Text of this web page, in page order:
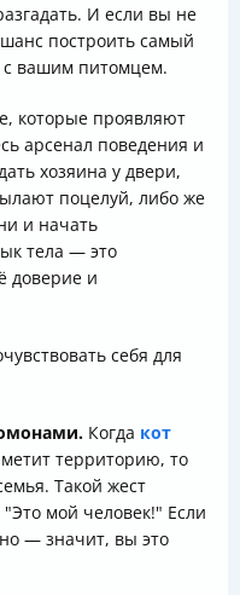
И если вы не
построить самый
вашим питомцем.
которые проявляют
арсенал поведения и
хозяина у двери,
поцелуй, либо же
и начать
тела — это
доверие и
себя для
Когда кот
территорию, то
Такой жест
мой человек!" Если
— значит, вы это